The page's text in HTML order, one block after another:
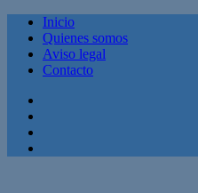
Inicio
Quienes somos
Aviso legal
Contacto